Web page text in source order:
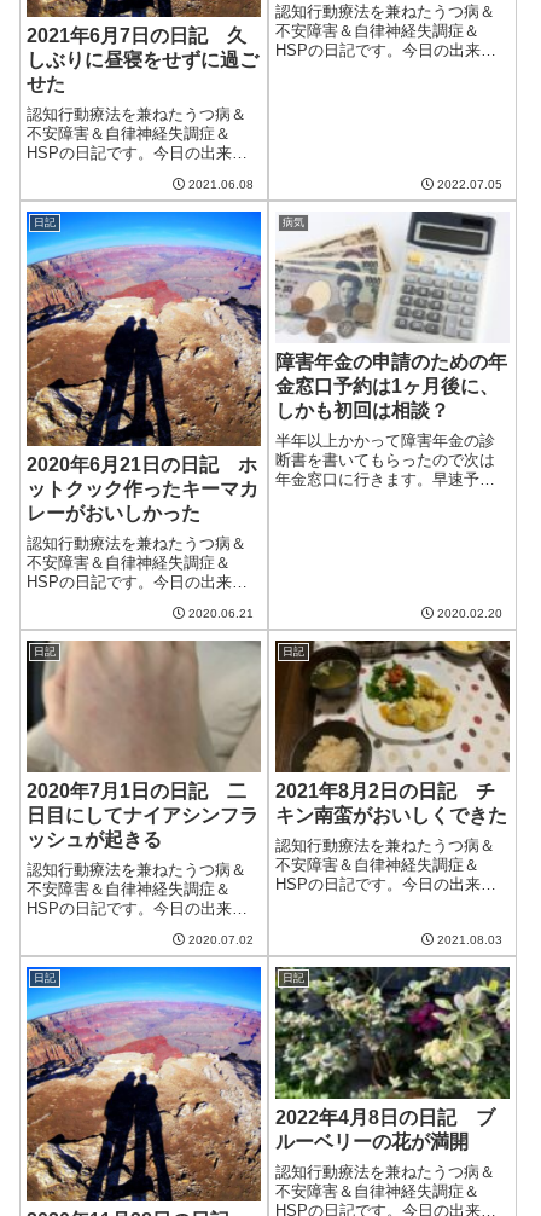
2021年6月7日の日記 久
しぶりに昼寝をせずに過ご
せた
認知行動療法を兼ねたうつ病＆
不安障害＆自律神経失調症＆
HSPの日記です。今日の出来事
晴れてきたものの、いまいちな
天気だった。湿度も高くなり、
半そでのTシャツでも過ごせる季
節に。明日は30度を超えてくる
みたいだし、...
2021.06.08
認知行動療法を兼ねたうつ病＆
不安障害＆自律神経失調症＆
HSPの日記です。今日の出来事
2022.07.05
日記
2020年6月21日の日記 ホ
ットクック作ったキーマカ
レーがおいしかった
認知行動療法を兼ねたうつ病＆
不安障害＆自律神経失調症＆
HSPの日記です。今日の出来事
日だった。梅雨入り宣言してか
らそれほど雨が続くこともない
が、今年は空梅雨なのだろう
か。昨日あたりから猫が食欲が
なく調子が悪そう。...
2020.06.21
病気
障害年金の申請のための年
金窓口予約は1ヶ月後に、
しかも初回は相談？
半年以上かかって障害年金の診
断書を書いてもらったので次は
年金窓口に行きます。早速予約
2020.02.20
日記
2020年7月1日の日記 二
日目にしてナイアシンフラ
ッシュが起きる
認知行動療法を兼ねたうつ病＆
不安障害＆自律神経失調症＆
HSPの日記です。今日の出来事
て蒸し暑い梅雨らしい天気。明
日は晴れらしいがその先も雨。
早く梅雨明けしてほしい。今日
から7月。1年の半分が終わっ
た。今年の前半は...
2020.07.02
日記
2021年8月2日の日記 チ
キン南蛮がおいしくできた
認知行動療法を兼ねたうつ病＆
不安障害＆自律神経失調症＆
HSPの日記です。今日の出来事
雨がざっと降ってきた。雨が降
った後はもわっとした蒸し暑い
感じに。気温が高いのもつらい
けど、湿度が高いの...
2021.08.03
日記 日記
2022年4月8日の日記 ブ
ルーベリーの花が満開
認知行動療法を兼ねたうつ病＆
不安障害＆自律神経失調症＆
HSPの日記です。今日の出来事